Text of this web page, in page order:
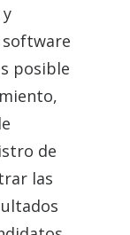
posible
de
las